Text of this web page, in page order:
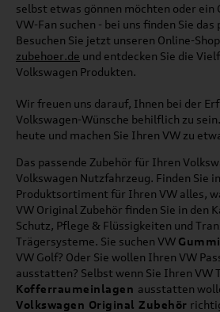
selbst etwas gönnen möchten oder ein
VW-Fan suchen - bei uns finden Sie
Besuchen Sie jetzt unseren Online-
zubehoer.de und entdecken Sie die
Volkswagen Produkten.
Wir freuen uns darauf, Ihnen bei der
Volkswagen-Wünsche behilflich zu
heute und machen Sie Ihren VW zu
Das passende Zubehör für Ihren
Volkswagen Nutzfahrzeug. Finden Sie
Produktsortiment für Ihren VW alles,
VW Original Zubehör finden Sie in den
Schutz, Pflege & Flüssigkeiten und
Trägersysteme. Sie suchen VW
VW Golf? Oder Sie wollen Ihren VW
ausstatten? Selbst wenn Sie Ihren VW
Kofferraumeinlagen ausstatten
Volkswagen Original Zubehör